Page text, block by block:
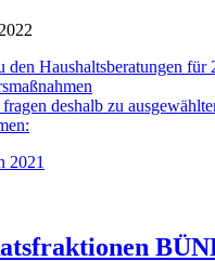
den Haushaltsberatungen für
deshalb zu
2021